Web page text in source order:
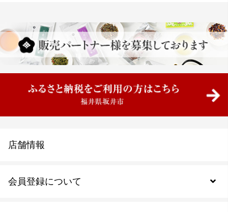
会員登録について
店舗情報